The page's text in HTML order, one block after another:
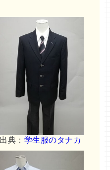
出典： 学生服のタナカ